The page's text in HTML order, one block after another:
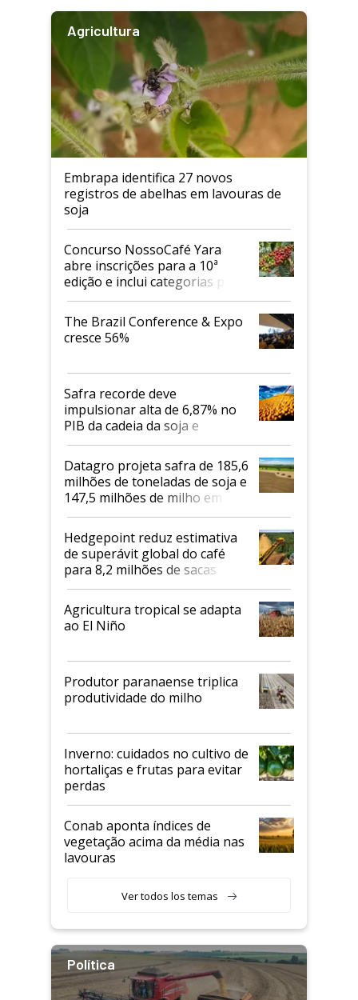
Agricultura
Embrapa identifica 27 novos
registros de abelhas em lavouras de
soja
Concurso NossoCafé Yara
abre inscrições para a 10ª
edição e inclui categorias para
cafés Canephora
The Brazil Conference & Expo
cresce 56%
Safra recorde deve
impulsionar alta de 6,87% no
PIB da cadeia da soja e
biodiesel em 2026
Datagro projeta safra de 185,6
milhões de toneladas de soja e
147,5 milhões de milho em
2026/27
Hedgepoint reduz estimativa
de superávit global do café
para 8,2 milhões de sacas
Agricultura tropical se adapta
ao El Niño
Produtor paranaense triplica
produtividade do milho
Inverno: cuidados no cultivo de
hortaliças e frutas para evitar
perdas
Conab aponta índices de
vegetação acima da média nas
lavouras
Ver todos los temas
Política